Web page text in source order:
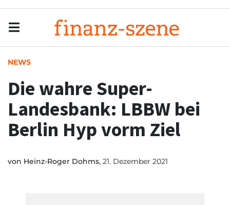
NEWS
Die wahre Super-
Landesbank: LBBW bei
Berlin Hyp vorm Ziel
von Heinz-Roger Dohms, 21. Dezember 2021